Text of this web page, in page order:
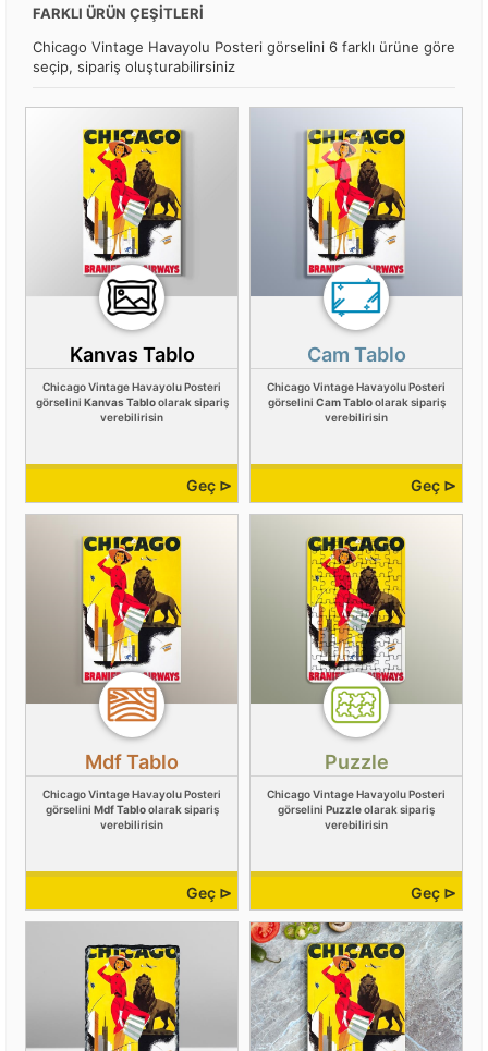
FARKLI ÜRÜN ÇEŞİTLERİ
Chicago Vintage Havayolu Posteri görselini 6 farklı ürüne göre
seçip, sipariş oluşturabilirsiniz
Kanvas Tablo
Chicago Vintage Havayolu Posteri
görselini Kanvas Tabloolarak sipariş
verebilirisin
Geç ⊳
Cam Tablo
Chicago Vintage Havayolu Posteri
görselini Cam Tabloolarak sipariş
verebilirisin
Geç ⊳
Mdf Tablo
Chicago Vintage Havayolu Posteri
görselini Mdf Tabloolarak sipariş
verebilirisin
Geç ⊳
Puzzle
Chicago Vintage Havayolu Posteri
görselini Puzzleolarak sipariş
verebilirisin
Geç ⊳